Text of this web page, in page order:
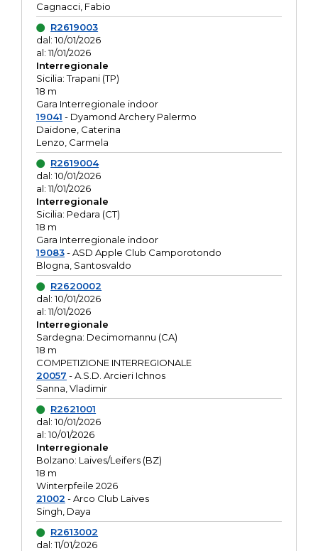
Cagnacci, Fabio
R2619003
dal: 10/01/2026
al: 11/01/2026
Interregionale
Sicilia: Trapani (TP)
18 m
Gara Interregionale indoor
19041 - Dyamond Archery Palermo
Daidone, Caterina
Lenzo, Carmela
R2619004
dal: 10/01/2026
al: 11/01/2026
Interregionale
Sicilia: Pedara (CT)
18 m
Gara Interregionale indoor
19083- ASD Apple Club Camporotondo
Blogna, Santosvaldo
R2620002
dal: 10/01/2026
al: 11/01/2026
Interregionale
Sardegna: Decimomannu (CA)
18 m
COMPETIZIONE INTERREGIONALE
20057 - A.S.D. Arcieri Ichnos
Sanna, Vladimir
R2621001
dal: 10/01/2026
al: 10/01/2026
Interregionale
Bolzano: Laives/Leifers (BZ)
18 m
Winterpfeile 2026
21002 - Arco Club Laives
Singh, Daya
R2613002
dal: 11/01/2026